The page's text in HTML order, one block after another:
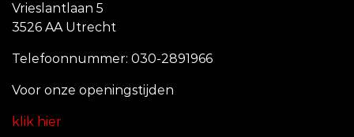
Vrieslantlaan 5
3526 AA Utrecht
Telefoonnummer: 030-2891966
Voor onze openingstijden
klik hier